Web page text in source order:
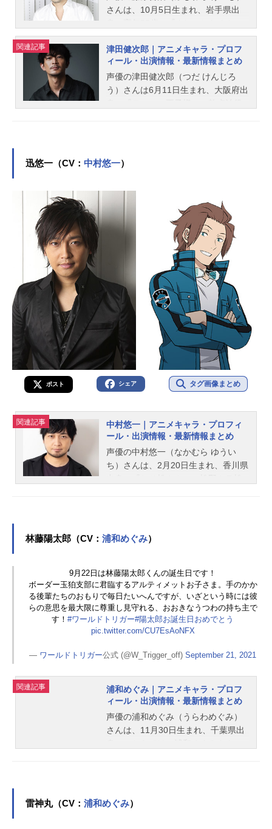
さんは、10月5日生まれ、岩手県出
ん』の野原ひろし（初代）役をはじ
め、『鋼の錬金術師』のマース・ヒ
ューズ役など、人気作品のキャラク
ターを多く演じています。こちらで
は、藤原啓治さんのオススメ記事を
関連記事
津田健次郎｜アニメキャラ・プロフ
ィール・出演情報・最新情報まとめ
声優の津田健次郎（つだ けんじろ
う）さんは6月11日生まれ、大阪府出
健次郎さんのオススメ記事をご紹
介！
迅悠一（CV： 中村悠一）
ポスト シェア タグ画像まとめ
関連記事
中村悠一｜アニメキャラ・プロフィ
ール・出演情報・最新情報まとめ
声優の中村悠一（なかむら ゆうい
ち）さんは、2月20日生まれ、香川県
村悠一さんのオススメ記事をご紹
介！
林藤陽太郎（CV： 浦和めぐみ）
9月22日は林藤陽太郎くんの誕生日です！
ボーダー玉狛支部に君臨するアルティメットお子さま。手のかか
る後輩たちのおもりで毎日たいへんですが、いざという時には彼
らの意思を最大限に尊重し見守れる、おおきなうつわの持ち主で
す！#ワールドトリガー#陽太郎お誕生日おめでとう
pic.twitter.com/CU7EsAoNFX
— ワールドトリガー公式 (@W_Trigger_off)September 21, 2021
関連記事
浦和めぐみ｜アニメキャラ・プロフ
ィール・出演情報・最新情報まとめ
声優の浦和めぐみ（うらわめぐみ）
さんは、11月30日生まれ、千葉県出
雷神丸（CV： 浦和めぐみ）